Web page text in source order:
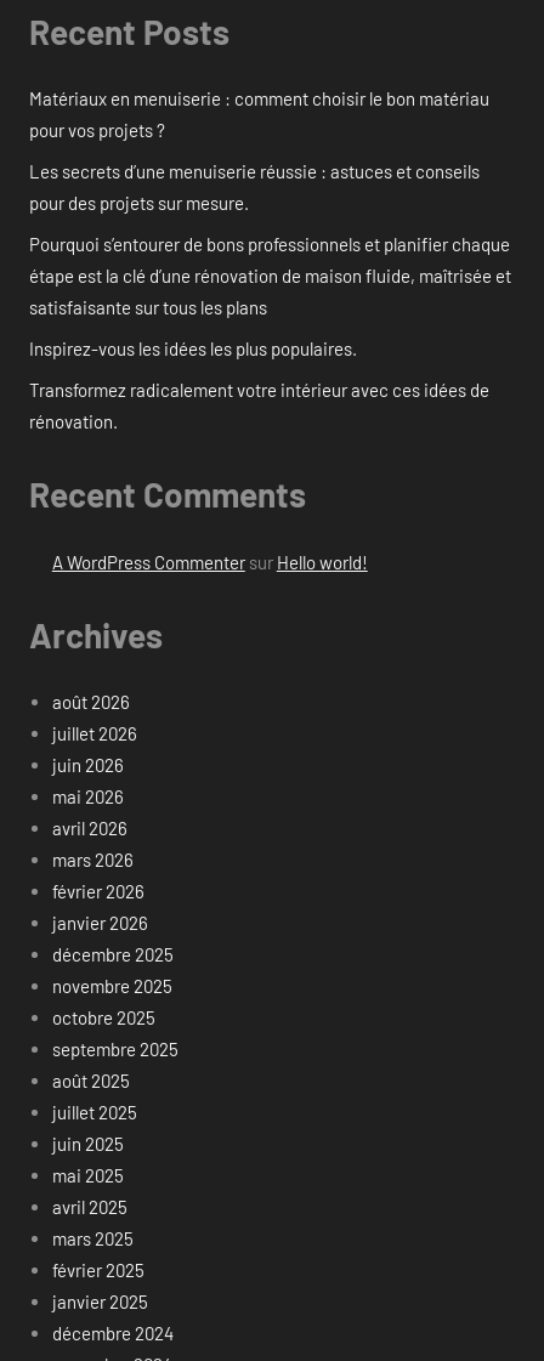
Recent Posts
Matériaux en menuiserie : comment choisir le bon matériau
pour vos projets ?
Les secrets d’une menuiserie réussie : astuces et conseils
pour des projets sur mesure.
Pourquoi s’entourer de bons professionnels et planifier chaque
étape est la clé d’une rénovation de maison fluide, maîtrisée et
satisfaisante sur tous les plans
Inspirez-vous les idées les plus populaires.
Transformez radicalement votre intérieur avec ces idées de
rénovation.
Recent Comments
A WordPress Commentersur Hello world!
Archives
août 2026
juillet 2026
juin 2026
mai 2026
avril 2026
mars 2026
février 2026
janvier 2026
décembre 2025
novembre 2025
octobre 2025
septembre 2025
août 2025
juillet 2025
juin 2025
mai 2025
avril 2025
mars 2025
février 2025
janvier 2025
décembre 2024